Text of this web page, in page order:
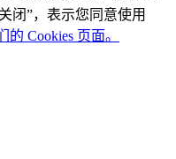
闭”，表示您同意使用
Cookies 页面。